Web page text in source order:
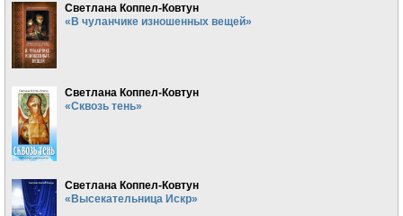
Светлана Коппел-Ковтун
«В чуланчике изношенных вещей»
Светлана Коппел-Ковтун
«Сквозь тень»
Светлана Коппел-Ковтун
«Высекательница Искр»